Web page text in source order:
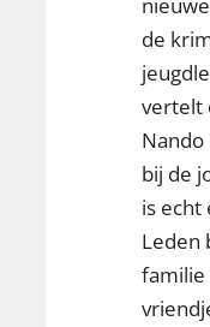
de
vertelt
bij de
is echt
Leden
familie